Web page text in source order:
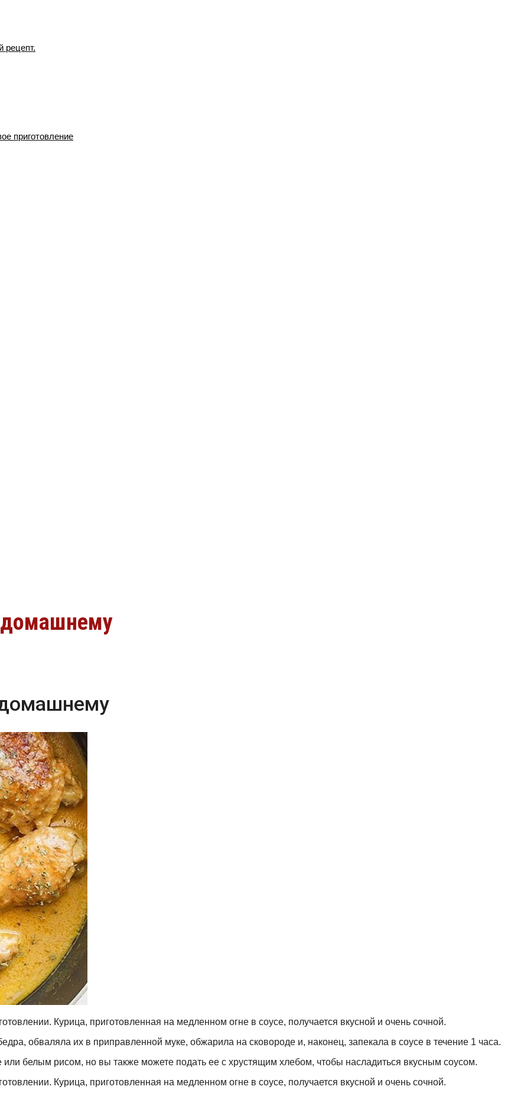
рецепт.
приготовление
домашнему
Курица, приготовленная на медленном огне в соусе, получается вкусной и очень сочной.
обваляла их в приправленной муке, обжарила на сковороде и, наконец, запекала в соусе в течение 1 часа.
белым рисом, но вы также можете подать ее с хрустящим хлебом, чтобы насладиться вкусным соусом.
Курица, приготовленная на медленном огне в соусе, получается вкусной и очень сочной.